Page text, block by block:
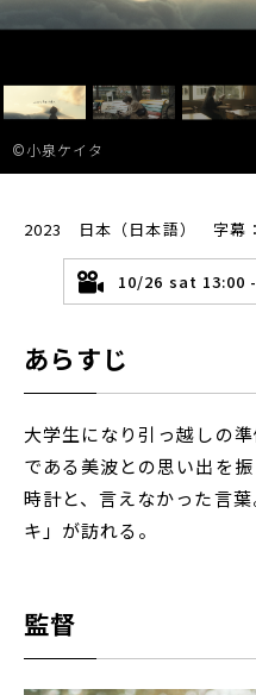
©小泉ケイタ
2023 日本（日本語） 字
10/26 sat 13:00 -
あらすじ
大学生になり引っ越しの
である美波との思い出を
時計と、言えなかった言
キ」が訪れる。
監督